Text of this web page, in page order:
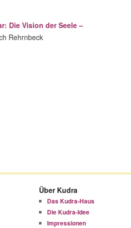
Die Vision der Seele –
Rehrnbeck
Über Kudra
Das Kudra-Haus
Die Kudra-Idee
Impressionen